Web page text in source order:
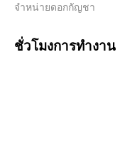
จำหน่ายดอกกัญชา
ชั่วโมงการทำงาน